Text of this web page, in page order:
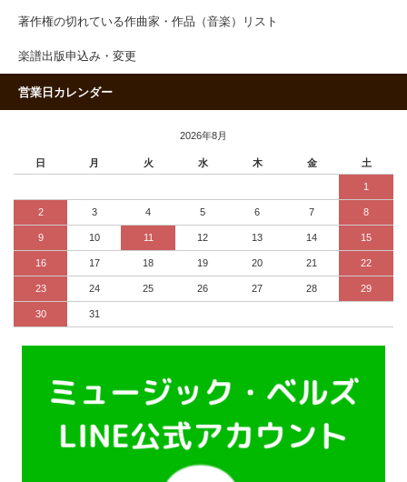
著作権の切れている作曲家・作品（音楽）リスト
楽譜出版申込み・変更
営業日カレンダー
2026年8月
日 月 火 水 木 金 土
1
2 3 4 5 6 7 8
9 10 11 12 13 14 15
16 17 18 19 20 21 22
23 24 25 26 27 28 29
30 31